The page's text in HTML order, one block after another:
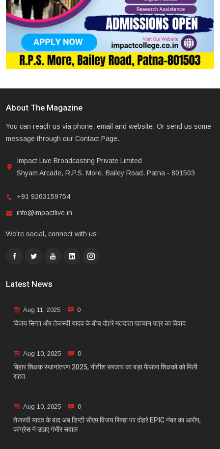
About The Magazine
You can reach us via phone, email and website. Or send us some
message through our Contact Page.
Impact Live Broadcasting Private Limited
Shyam Arcade, R.P.S. More, Bailey Road, Patna - 801503
+91 9263159754
info@impactlive.in
We're social, connect with us:
Latest News
Aug 11, 2025 0
विजय सिन्हा और तेजस्वी यादव के बीच दोहरे मतदाता पहचान पत्र का विवाद
Aug 10, 2025 0
बिहार शिक्षक स्थानांतरण 2025, नीतीश सरकार का बड़ा फैसला शिक्षकों को मिली
राहत
Aug 10, 2025 0
तेजस्वी यादव के बाद अब डिप्टी सीएम विजय सिन्हा पर दोहरे EPIC नंबर का आरोप,
कांग्रेस ने उठाए गंभीर सवाल